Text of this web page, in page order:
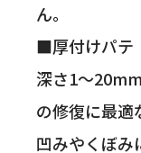
ん。
■厚付けパテ
深さ1〜
の修復に最適
凹みやくぼみ